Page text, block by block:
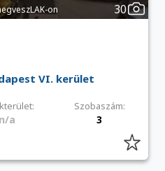
on 30
VI. kerület
Szobaszám:
n/a 3